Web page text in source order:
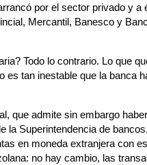
por el sector privado y a
Mercantil, Banesco y
Todo lo contrario. Lo que
es tan inestable que la banca
que admite sin embargo
la Superintendencia de
en moneda extranjera con
no hay cambio, las